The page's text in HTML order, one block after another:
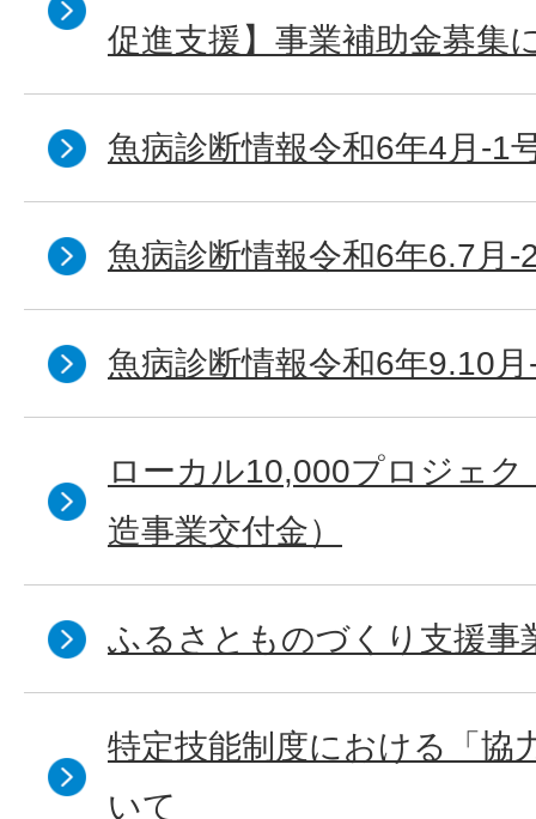
促進支援】事業補助金募集
魚病診断情報令和6年4月‐1
魚病診断情報令和6年6.7月
魚病診断情報令和6年9.10月
ローカル10,000プロジェク
造事業交付金）
ふるさとものづくり支援事
特定技能制度における「協
いて